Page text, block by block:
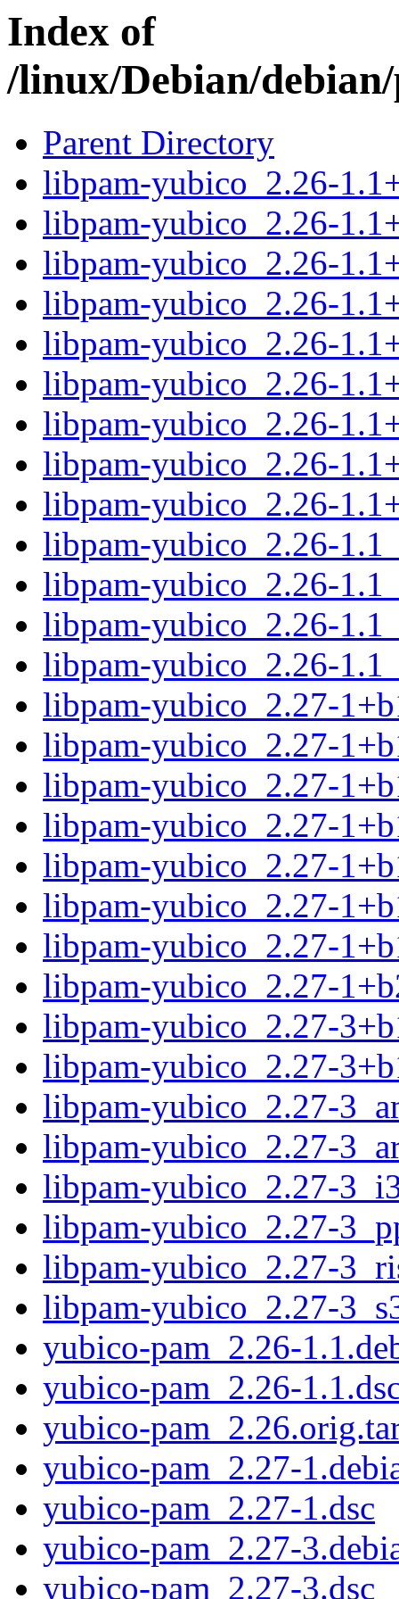
Index of
/linux/Debian/
Parent Directory
libpam-yubico_2.26-
libpam-yubico_2.26-
libpam-yubico_2.26-
libpam-yubico_2.26-
libpam-yubico_2.26-
libpam-yubico_2.26-
libpam-yubico_2.26-
libpam-yubico_2.26-
libpam-yubico_2.26-
libpam-yubico_2.26-
libpam-yubico_2.26-
libpam-yubico_2.26-
libpam-yubico_2.26-
libpam-yubico_2.27-
libpam-yubico_2.27-
libpam-yubico_2.27-
libpam-yubico_2.27-
libpam-yubico_2.27-
libpam-yubico_2.27-
libpam-yubico_2.27-
libpam-yubico_2.27-
libpam-yubico_2.27-
libpam-yubico_2.27-
libpam-yubico_2.27-
libpam-yubico_2.27-
libpam-yubico_2.27-
libpam-yubico_2.27-
libpam-yubico_2.27-
libpam-yubico_2.27-
yubico-pam_2.26-
yubico-pam_2.26-
yubico-
yubico-pam_2.27-
yubico-pam_2.27-1.dsc
yubico-pam_2.27-
yubico-pam_2.27-3.dsc